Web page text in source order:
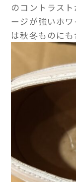
のコントラス
ージが強いホ
は秋冬ものにも